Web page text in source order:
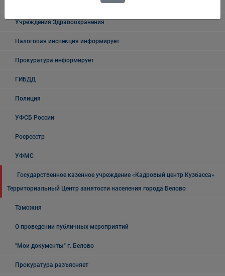
Государственные органы и службы информируют
Учреждения Здравоохранения
Налоговая инспекция информирует
Прокуратура информирует
ГИБДД
Полиция
УФСБ России
Росреестр
УФМС
Государственное казенное учреждение «Кадровый центр Кузбасса»
Территориальный Центр занятости населения города Белово
Таможня
О проведении публичных мероприятий
"Мои документы" г. Белово
Прокуратура разъясняет